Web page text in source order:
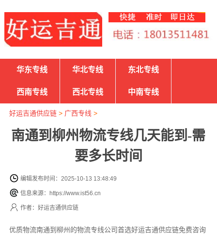
华东专线 华北专线 东北专线
西南专线 西北专线 中南专线
好运吉通供应链> 广西专线 >
南通到柳州物流专线几天能到-需
要多长时间
编辑发布时间：2025-10-13 13:48:49
信息来源：https://www.ist56.cn
作者：好运吉通供应链
优质物流南通到柳州的物流专线公司首选好运吉通供应链免费咨询